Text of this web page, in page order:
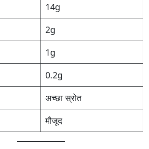
14g
2g
1g
0.2g
अच्छा स्रोत
मौजूद